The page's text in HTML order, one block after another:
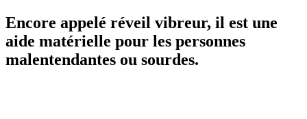
Encore appelé réveil vibreur, il est une
aide matérielle pour les personnes
malentendantes ou sourdes.